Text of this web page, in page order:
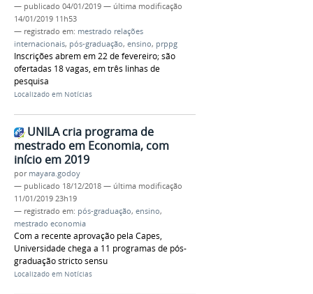
— publicado 04/01/2019 — última modificação
14/01/2019 11h53
— registrado em: mestrado relações
internacionais, pós-graduação, ensino, prppg
Inscrições abrem em 22 de fevereiro; são
ofertadas 18 vagas, em três linhas de
pesquisa
Localizado em Notícias
UNILA cria programa de
mestrado em Economia, com
início em 2019
por mayara.godoy
— publicado 18/12/2018 — última modificação
11/01/2019 23h19
— registrado em: pós-graduação, ensino,
mestrado economia
Com a recente aprovação pela Capes,
Universidade chega a 11 programas de pós-
graduação stricto sensu
Localizado em Notícias